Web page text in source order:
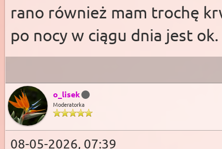
rano również mam trochę
po nocy w ciągu dnia jest ok.
o_lisek
Moderatorka
08-05-2026, 07:39